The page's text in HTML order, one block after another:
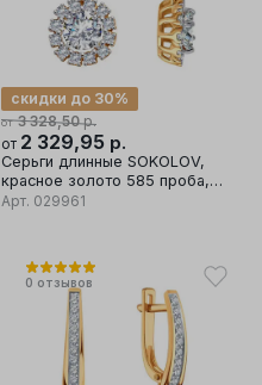
от 3 328,50р.
скидки до 30%
от 2 329,95 р.
Серьги длинные SOKOLOV,
красное золото 585 проба,
вставка фианит
Арт. 029961
0 отзывов